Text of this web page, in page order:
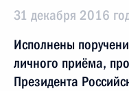
31 декабря 2016
Исполнены
личного приёма,
Президента